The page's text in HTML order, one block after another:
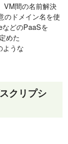
VM間の名前解決
のドメイン名を使
どのPaaSを
めた
ような
クリプシ